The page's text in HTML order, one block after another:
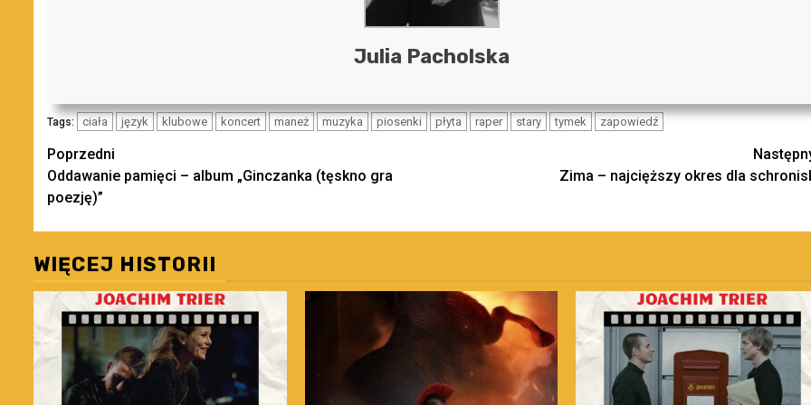
Julia Pacholska
Tags: ciała język klubowe koncert maneż muzyka piosenki płyta raper stary tymek zapowiedź
Zobacz
wpisy
Poprzedni
Oddawanie pamięci – album „Ginczanka (tęskno gra
poezję)”
Zima – najcięższy okres dla
WIĘCEJ HISTORII